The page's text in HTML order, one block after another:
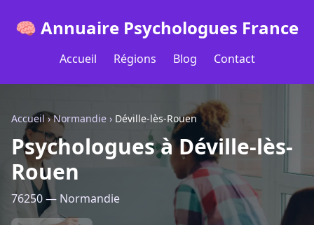
🧠 Annuaire Psychologues France
Accueil Régions Blog Contact
Accueil ›Normandie › Déville-lès-Rouen
Psychologues à Déville-lès-
Rouen
76250 — Normandie